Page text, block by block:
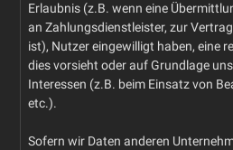
Erlaubnis (z.B. wenn eine
an Zahlungsdienstleister, zur
ist), Nutzer eingewilligt haben, eine
dies vorsieht oder auf Grundlage
Interessen (z.B. beim Einsatz von
etc.).
Sofern wir Daten anderen